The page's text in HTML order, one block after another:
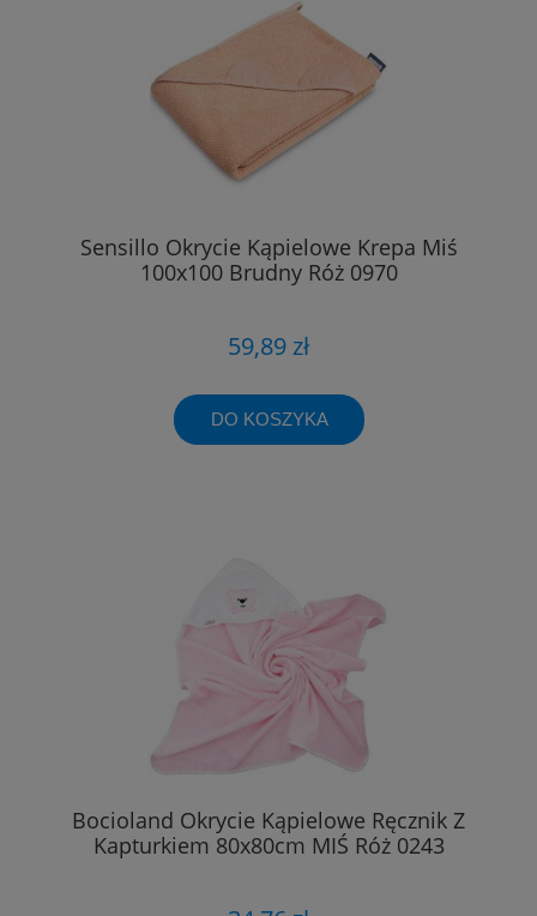
Sensillo Okrycie Kąpielowe Krepa Miś
100x100 Brudny Róż 0970
59,89 zł
DO KOSZYKA
Bocioland Okrycie Kąpielowe Ręcznik Z
Kapturkiem 80x80cm MIŚ Róż 0243